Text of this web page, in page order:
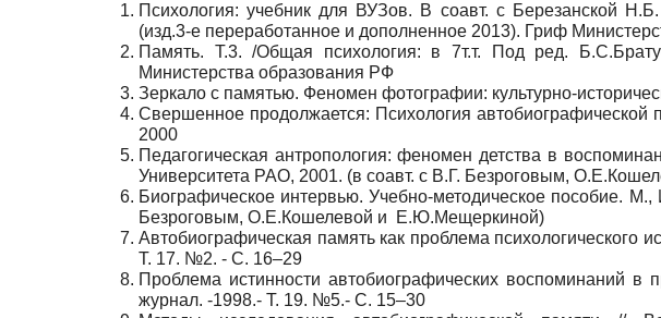
Психология: учебник для ВУЗов. В соавт. с Березанской
(изд.3-е переработанное и дополненное 2013). Гриф
Память. Т.3. /Общая психология: в 7т.т. Под ред.
Министерства образования РФ
Зеркало с памятью. Феномен фотографии: культурно-
Свершенное продолжается: Психология
2000
Педагогическая антропология: феномен детства в
Университета РАО, 2001. (в соавт. с В.Г. Безроговым,
Биографическое интервью. Учебно-методическое пособие.
Безроговым, О.Е.Кошелевой и Е.Ю.Мещеркиной)
Автобиографическая память как проблема психологического
Т. 17. №2. - С. 16–29
Проблема истинности автобиографических воспоминаний в
журнал. -1998.- Т. 19. №5.- С. 15–30